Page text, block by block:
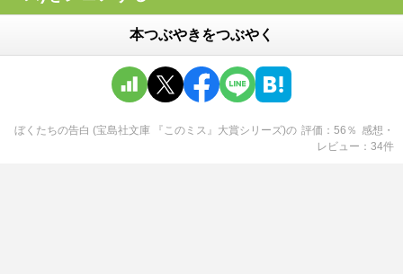
本つぶやきをつぶやく
ぼくたちの告白 (宝島社文庫 『このミス』大賞シリーズ)の 評価 56 ％ 感想・
レビュー
34件